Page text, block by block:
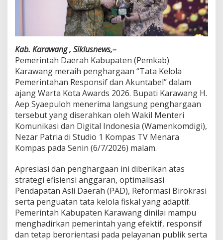
a
a
n
T
t
a
K
e
o
l
a
P
e
m
e
i
n
t
a
h
a
n
R
Kab. Karawang , Siklusnews,–
Pemerintah Daerah Kabupaten (Pemkab)
Karawang meraih penghargaan “Tata Kelola
Pemerintahan Responsif dan Akuntabel” dalam
ajang Warta Kota Awards 2026. Bupati Karawang H.
Aep Syaepuloh menerima langsung penghargaan
tersebut yang diserahkan oleh Wakil Menteri
Komunikasi dan Digital Indonesia (Wamenkomdigi),
Nezar Patria di Studio 1 Kompas TV Menara
Kompas pada Senin (6/7/2026) malam.
Apresiasi dan penghargaan ini diberikan atas
strategi efisiensi anggaran, optimalisasi
Pendapatan Asli Daerah (PAD), Reformasi Birokrasi
serta penguatan tata kelola fiskal yang adaptif.
Pemerintah Kabupaten Karawang dinilai mampu
menghadirkan pemerintah yang efektif, responsif
dan tetap berorientasi pada pelayanan publik serta